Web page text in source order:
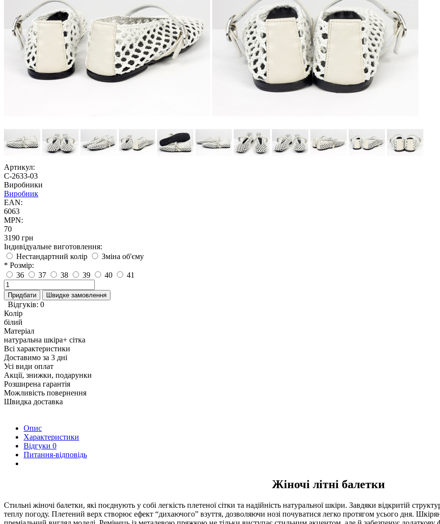
Артикул:
С-2633-03
Виробники
Виробник
EAN:
6063
MPN:
70
3190 грн
Індивідуальне виготовлення:
Нестандартний колір
Зміна об'єму
* Розмір:
36
37 38 39 40 41
Придбати Швидке замовлення
Відгуків: 0
Колір
білий
Матеріал
натуральна шкіра+ сітка
Всі характеристики
Доставимо за 3 дні
Усі види оплат
Акції, знижки, подарунки
Розширена гарантія
Можливість повернення
Швидка доставка
Опис
Характеристики
Відгуки 0
Питання-відповідь
Жіночі літні балетки
Стильні жіночі балетки, які поєднують у собі легкість плетеної сітки та надійність натуральної шкіри. Завдяки відкритій
теплу погоду. Плетений верх створює ефект “дихаючого” взуття, дозволяючи нозі почуватися легко протягом усього дня.